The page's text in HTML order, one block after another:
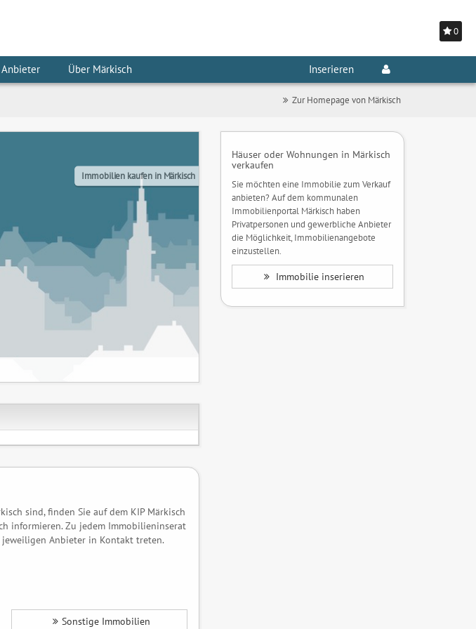
0
Anbieter Über Märkisch Inserieren
Zur Homepage von Märkisch
Immobilien kaufen in Märkisch
sind, finden Sie auf dem KIP Märkisch
informieren. Zu jedem Immobilieninserat
Anbieter in Kontakt treten.
Sonstige Immobilien
Häuser oder Wohnungen in Märkisch
verkaufen
Sie möchten eine Immobilie zum Verkauf
anbieten? Auf dem kommunalen
Immobilienportal Märkisch haben
Privatpersonen und gewerbliche Anbieter
die Möglichkeit, Immobilienangebote
einzustellen.
Immobilie inserieren